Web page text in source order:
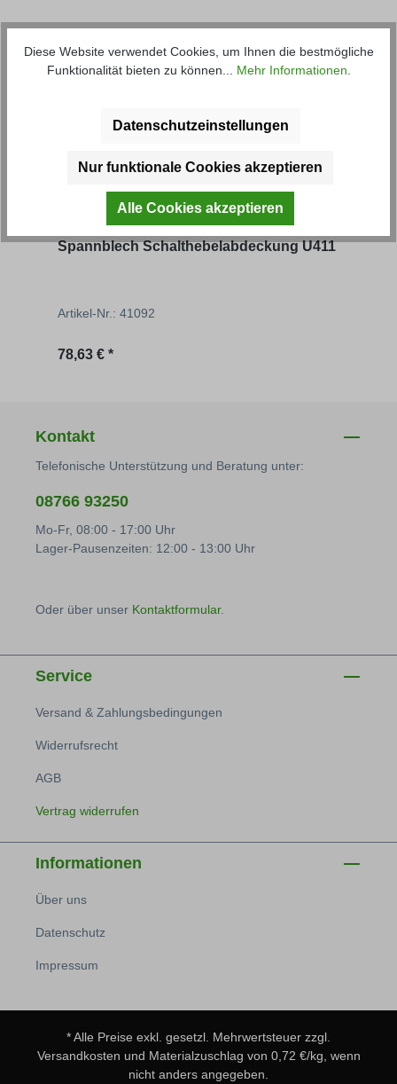
Kunden haben sich ebenfalls
Spannblech Schalthebelabdeckung U411
Artikel-Nr.: 41092
Regulärer Preis:
78,63 € *
Kontakt
Telefonische Unterstützung und Beratung unter:
08766 93250
Mo-Fr, 08:00 - 17:00 Uhr
Lager-Pausenzeiten: 12:00 - 13:00 Uhr
Oder über unser Kontaktformular.
Service
Versand & Zahlungsbedingungen
Widerrufsrecht
AGB
Vertrag widerrufen
Informationen
Über uns
Datenschutz
Impressum
* Alle Preise exkl. gesetzl. Mehrwertsteuer zzgl.
Versandkosten und Materialzuschlag von 0,72 €/kg, wenn
nicht anders angegeben.
Diese Website verwendet Cookies, um Ihnen die bestmögliche
Funktionalität bieten zu können... Mehr Informationen.
Datenschutzeinstellungen
Nur funktionale Cookies akzeptieren
Alle Cookies akzeptieren